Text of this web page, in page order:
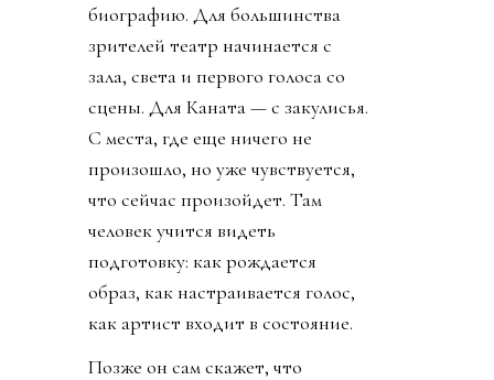
биографию. Для большинства
зрителей театр начинается с
зала, света и первого голоса со
сцены. Для Каната — с закулисья.
С места, где еще ничего не
произошло, но уже чувствуется,
что сейчас произойдет. Там
человек учится видеть
подготовку: как рождается
образ, как настраивается голос,
как артист входит в состояние.
Позже он сам скажет, что